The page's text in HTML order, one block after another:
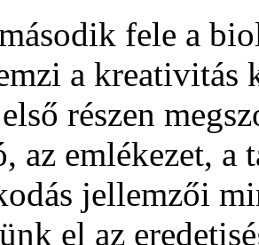
fele a
a kreativitás
részen
az emlékezet, a
jellemzői
el az